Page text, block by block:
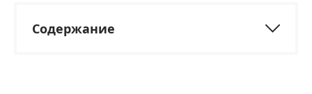
Содержание